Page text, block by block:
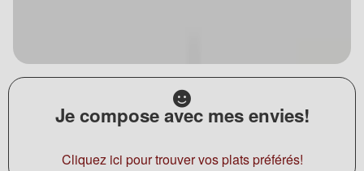
Je compose avec mes envies!
Cliquez ici pour trouver vos plats préférés!